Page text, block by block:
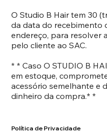
O Studio B Hair tem 30
da data do recebimento
endereço, para resolver
pelo cliente ao SAC.
* * Caso O STUDIO B
em estoque,
acessório semelhante e
dinheiro da compra.* *
Política de Privacidade